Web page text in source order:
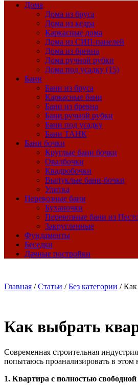
Дома
Дома из бруса
Дома из кедра
Каркасные дома
Дома из СИП-панелей
Дома из бревна
Дома ручной рубки
Дома под усадку (15)
Бани
Бани из бруса
Каркасные бани
Бани из бревна
Бани ручной рубки
Бани под усадку
Бани ТАНК
Бани бочки
Круглые бани бочки
Овалбочки
Квадробочки
Выпуклые бани-бочки
Улитка
Перевозные бани
Буханочки
Перевозные бани из
Закругленные
Фундаменты
Беседки
Дачные постройки
Главная /Статьи /Без категории /Как
Как выбрать
Современная строительная
попытаюсь проанализировать в этом
1. Квартира с полностью